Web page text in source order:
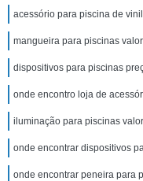
acessório para piscina de
mangueira para piscinas
dispositivos para piscinas
onde encontro loja de
iluminação para piscinas
onde encontrar dispositivos
onde encontrar peneira para